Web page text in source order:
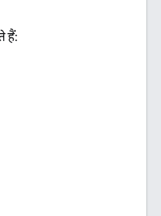
हैं: